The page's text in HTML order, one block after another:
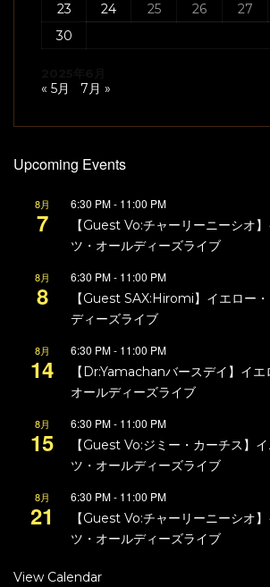
23
24 25 26 27
30
« 5月 7月 »
Upcoming Events
8月
7
6:30 PM- 11:00 PM
【Guest Vo:チャーリーニーシオ
ツ・オールディーズライブ
8月
8
6:30 PM- 11:00 PM
【Guest SAX:Hiromi】イエロー
ディーズライブ
8月
14
6:30 PM- 11:00 PM
【Dr:Yamachanバースデイ】イエ
オールディーズライブ
8月
15
6:30 PM- 11:00 PM
【Guest Vo:ジミー・カーチス】
ツ・オールディーズライブ
8月
21
6:30 PM- 11:00 PM
【Guest Vo:チャーリーニーシオ
ツ・オールディーズライブ
View Calendar